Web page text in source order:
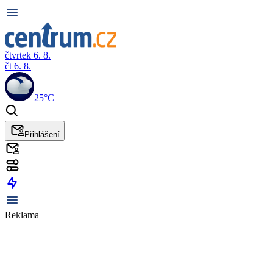
čtvrtek 6. 8.
čt 6. 8.
25°C
Přihlášení
Reklama